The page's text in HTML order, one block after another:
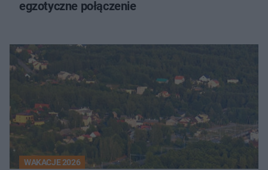
egzotyczne połączenie
WAKACJE 2026